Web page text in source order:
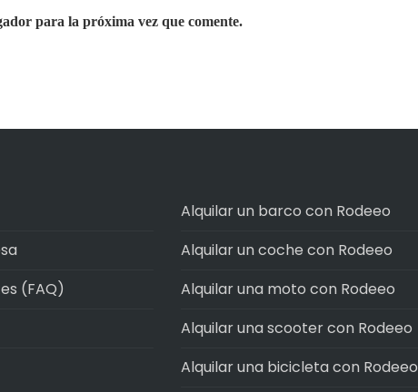
para la próxima vez que comente.
(FAQ)
Alquilar un barco con Rodeeo
Alquilar un coche con Rodeeo
Alquilar una moto con Rodeeo
Alquilar una scooter con Rodeeo
Alquilar una bicicleta con Rodeeo